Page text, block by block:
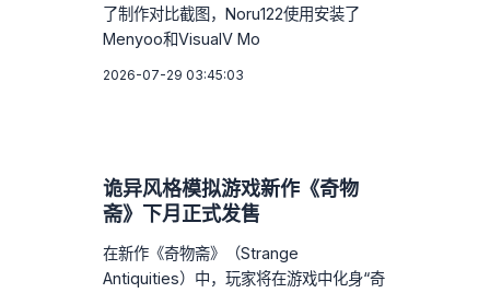
了制作对比截图，Noru122使用安装了
Menyoo和VisualV Mo
2026-07-29 03:45:03
诡异风格模拟游戏新作《奇物
斋》下月正式发售
在新作《奇物斋》（Strange
Antiquities）中，玩家将在游戏中化身“奇